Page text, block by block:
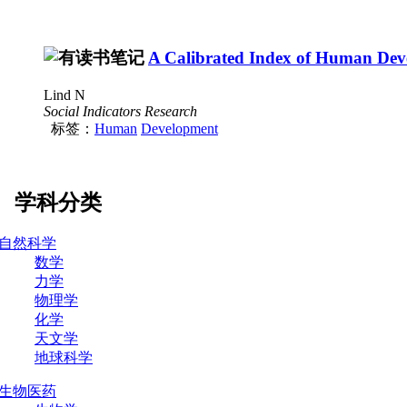
A Calibrated Index of Human
Lind N
Social Indicators Research
标签： Human Development
科分类
然科学
数学
力学
物理学
化学
天文学
地球科学
物医药